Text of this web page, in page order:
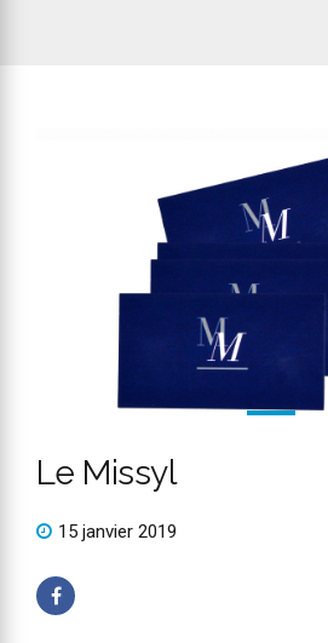
Le Missyl
15 janvier 2019